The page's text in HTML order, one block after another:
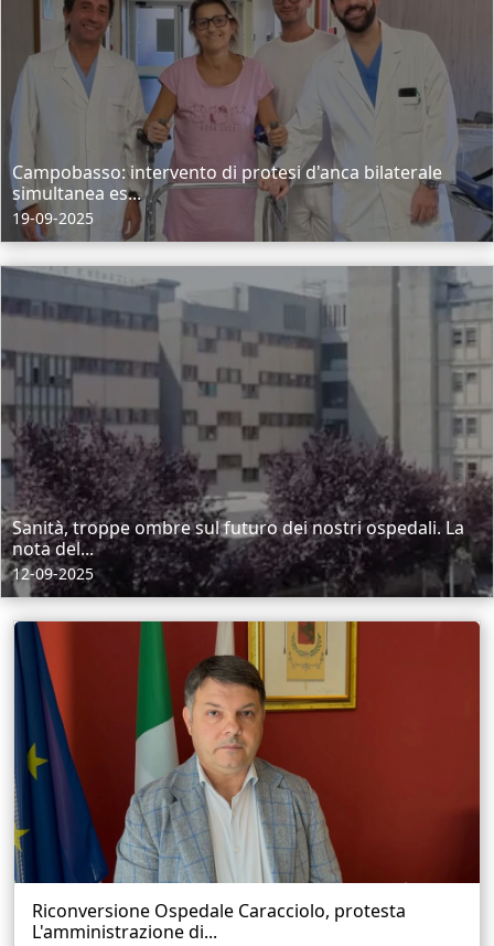
Campobasso: intervento di protesi d'anca bilaterale
simultanea es...
19-09-2025
Sanità, troppe ombre sul futuro dei nostri ospedali. La
nota del...
12-09-2025
Riconversione Ospedale Caracciolo, protesta
L'amministrazione di...